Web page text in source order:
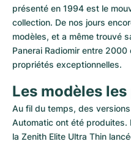
présenté en 1994 est le
collection. De nos jours
modèles, et a même trouvé
Panerai Radiomir entre
propriétés exceptionnelles.
Les modèles
Au fil du temps, des
Automatic ont été produites.
la Zenith Elite Ultra Thin